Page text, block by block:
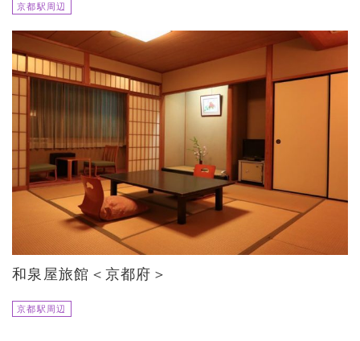
京都駅周辺
和泉屋旅館＜京都府＞
京都駅周辺